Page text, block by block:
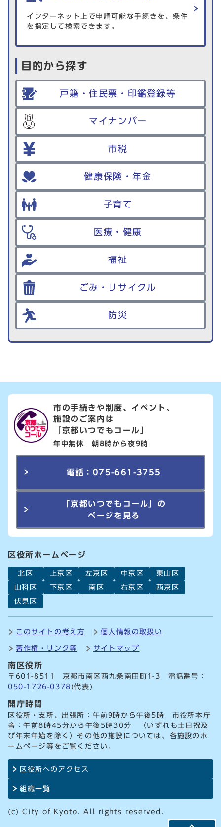
インターネット上で申請可能な手続きを、条件
を指定して検索できます。
目的から探す
戸籍・住民票・印鑑登録等
マイナンバー
市税
健康保険・年金
子育て
医療・健康
福祉
ごみ・リサイクル
防災
市の手続きや制度、イベント、
施設のご案内は
「京都いつでもコール」
年中無休 朝8時から夜9時
電話：075-661-3755
「京都いつでもコール」の
ページを見る
区役所ホームページ
北区 上京区 左京区 中京区
東山区
山科区
下京区 南区 右京区
西京区
伏見区
このサイトの考え方 個人情報の取扱い
著作権・リンク等 サイトマップ
南区役所
〒601-8511 京都市南区西九条南田町1-3 電話番号：
050-1726-0378 (代表)
開庁時間
区役所・支所、出張所：午前9時から午後5時 市役所本庁
舎：午前8時45分から午後5時30分 （いずれも土日祝及
び年末年始を除く）その他の施設については、各施設のホ
ームページ等をご覧ください。
区役所へのアクセス
組織一覧
(c) City of Kyoto. All rights reserved.